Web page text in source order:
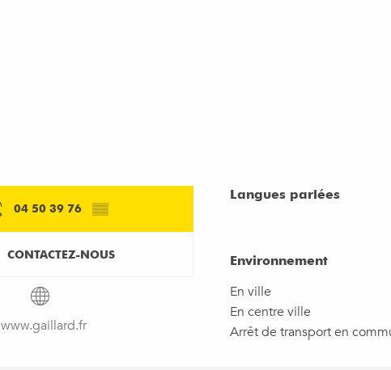
04 50 39 76 ▒▒
CONTACTEZ-NOUS
www.gaillard.fr
Langues parlées
Langues parlées
Environnement
Environnement
En ville
En centre ville
Arrêt de transport en